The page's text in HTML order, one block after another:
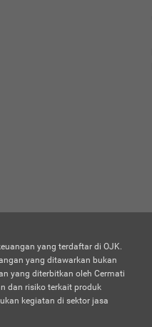
yang terdaftar di OJK.
yang ditawarkan bukan
yang diterbitkan oleh Cermati
dan risiko terkait produk
kegiatan di sektor jasa